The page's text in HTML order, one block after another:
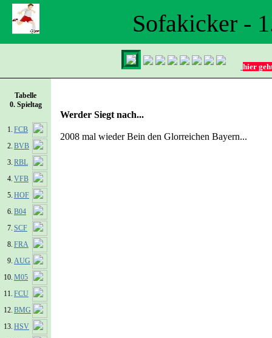
Sofakicker -
hier
Tabelle
0. Spieltag
1. FCB
2. BVB
3. RBL
4. VFB
5. HOF
6. B04
7. SCF
8. FRA
9. AUG
10. M05
11. FCU
12. BMG
13. HSV
Werder Siegt nach...
2008 mal wieder Bein den Glorreichen Bayern...